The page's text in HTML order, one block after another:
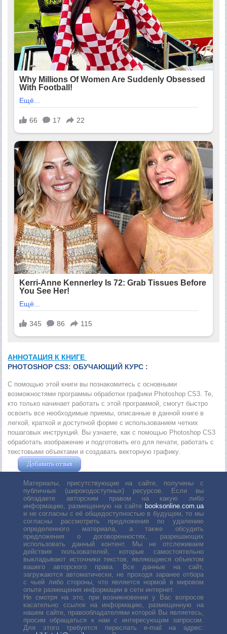
АННОТАЦИЯ К КНИГЕ
PHOTOSHOP CS3: ОБУЧАЮЩИЙ КУРС :
С помощью этой книги вы познакомитесь с основными
возможностями программы обработки графики Photoshop CS3. Те,
кто только начинает работать с этой программой, смогут быстро
освоить все необходимые приемы, описанные в данной книге в
легкой, краткой и доступной форме с использованием четких
пошаговых инструкций. Вы узнаете, как с помощью Photoshop CS3
обработать изображение и подготовить его для печати, работать с
текстовыми объектами и создавать векторную графику.
Добавить отзыв
Материалы, присутствующие на сайте, получены с
публичных (широкодоступных) ресурсов. Если вы
обладаете авторским правом на какую либо
информацию, размещенную на сайте booksonline.com.ua
и не согласны с её общедоступностью в будущем, то мы
согласны рассмотреть предложения по удалению
определенного материала, а также обсудить
предложения о договоренностях, разрешающих
использовать данный контент. Мы не отслеживаем
действия пользователей, которые самостоятельно
выкладывают источники текстов, являющиеся объектом
вашего авторского права. Все данные на сайт,
загружаются автоматически, не проходя заранее отбора
с чьей либо стороны, что является нормой в мировом
опыте размещения информации в сети интернет.
Не смотря на это, при возникновении у Вас вопросов
касательно ссылок на информацию, размещенную на
нашем сайте, правообладателями которой Вы являетесь,
просим обращаться к нам с интересующим запросом.
Для этого требуется переслать е-mail на адрес: